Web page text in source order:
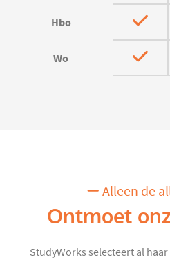
Hbo
Wo
Alleen de
Ontmoet
StudyWorks selecteert al